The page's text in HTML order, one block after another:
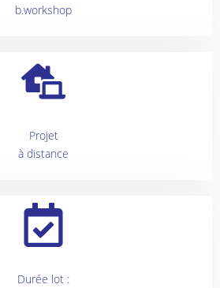
b.workshop
Projet
à distance
Durée lot :